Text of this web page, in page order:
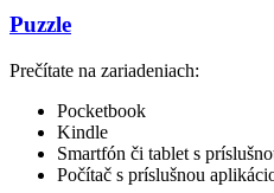
Puzzle
Prečítate na zariadeniach:
Pocketbook
Kindle
Smartfón či tablet s
Počítač s príslušnou